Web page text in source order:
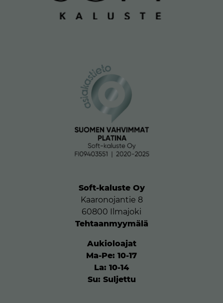
Soft-kaluste Oy
Kaaronojantie 8
60800 Ilmajoki
Tehtaanmyymälä
Aukioloajat
Ma-Pe: 10-17
La: 10-14
Su: Suljettu